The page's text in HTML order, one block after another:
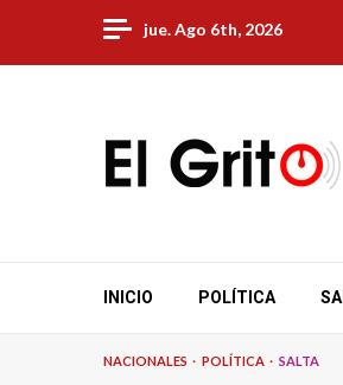
content
jue. Ago 6th, 2026
INICIO POLÍTICA
NACIONALES POLÍTICA SALTA